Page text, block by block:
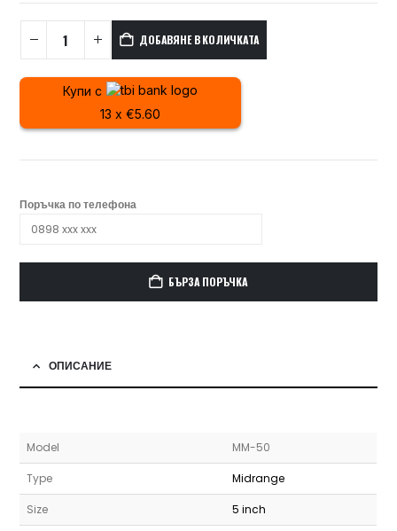
ДОБАВЯНЕ В КОЛИЧКАТА
Купи с
13 x €5.60
Поръчка по телефона
БЪРЗА ПОРЪЧКА
ОПИСАНИЕ
Model MM-50
Type Midrange
Size 5 inch